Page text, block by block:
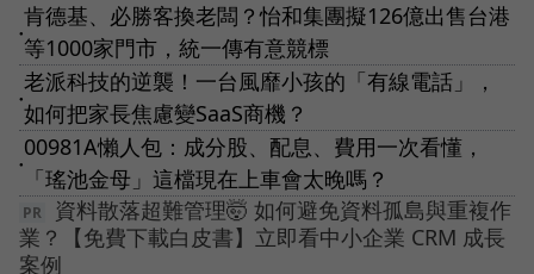
●
肯德基、必勝客換老闆？怡和集團擬126億出售台港
等1000家門市，統一傳有意競標
●
老派科技的逆襲！一台風靡小孩的「有線電話」，
如何把家長焦慮變SaaS商機？
●
00981A懶人包：成分股、配息、費用一次看懂，
「瑤池金母」這檔現在上車會太晚嗎？
資料散落超難管理🤯 如何避免資料孤島與重複作
業？【免費下載白皮書】立即看中小企業 CRM 成長
案例